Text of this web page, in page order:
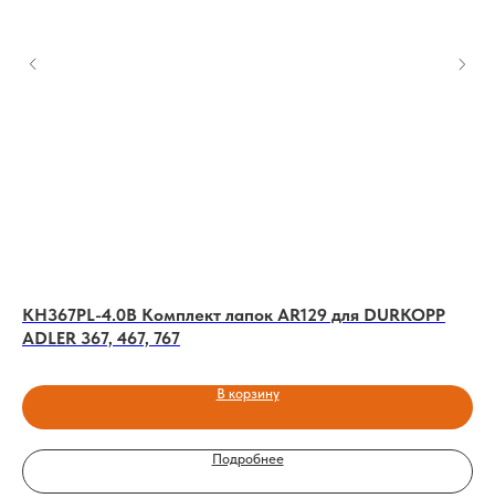
KH367PL-4.0B Комплект лапок AR129 для DURKOPP
ADLER 367, 467, 767
В корзину
Подробнее